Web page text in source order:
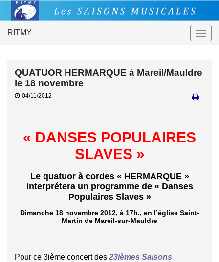
RITMY
QUATUOR HERMARQUE à Mareil/Mauldre
le 18 novembre
04/11/2012
« DANSES POPULAIRES
SLAVES »
Le quatuor à cordes « HERMARQUE »
interprétera un programme de « Danses
Populaires Slaves »
Dimanche 18 novembre 2012, à 17h., en l’église Saint-
Martin de Mareil-sur-Mauldre
Pour ce 3ième concert des 23ièmes Saisons